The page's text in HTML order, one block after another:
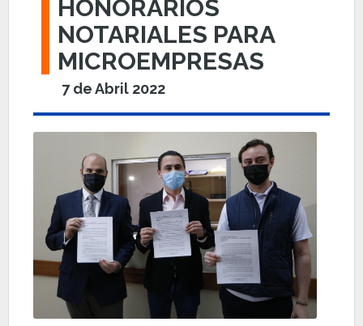
HONORARIOS
NOTARIALES PARA
MICROEMPRESAS
7 de Abril 2022